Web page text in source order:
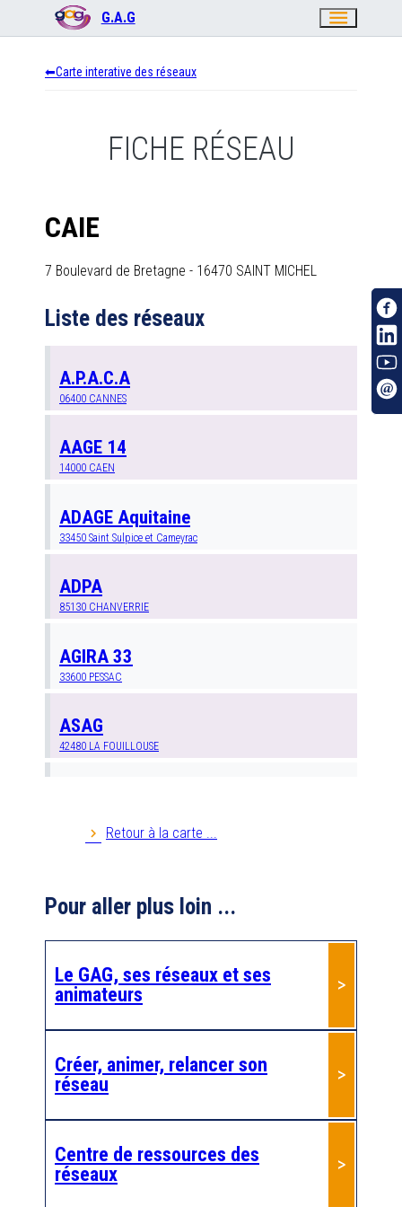
G.A.G menu
Carte interative des réseaux
FICHE RÉSEAU
CAIE
7 Boulevard de Bretagne - 16470 SAINT MICHEL
Liste des réseaux
A.P.A.C.A
06400 CANNES
AAGE 14
14000 CAEN
ADAGE Aquitaine
33450 Saint Sulpice et Cameyrac
ADPA
85130 CHANVERRIE
AGIRA 33
33600 PESSAC
ASAG
42480 LA FOUILLOUSE
Anim PA 35
35000 Rennes
Anim'retraite
Anim'âge 22
22100 DINAN
36270 EGUZON
Retour à la carte ...
Pour aller plus loin ...
Le GAG, ses réseaux et ses
animateurs
Créer, animer, relancer son
réseau
Centre de ressources des
réseaux